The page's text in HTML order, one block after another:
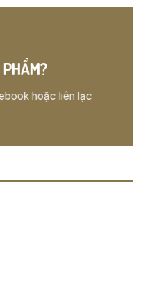
hoặc liên lạc